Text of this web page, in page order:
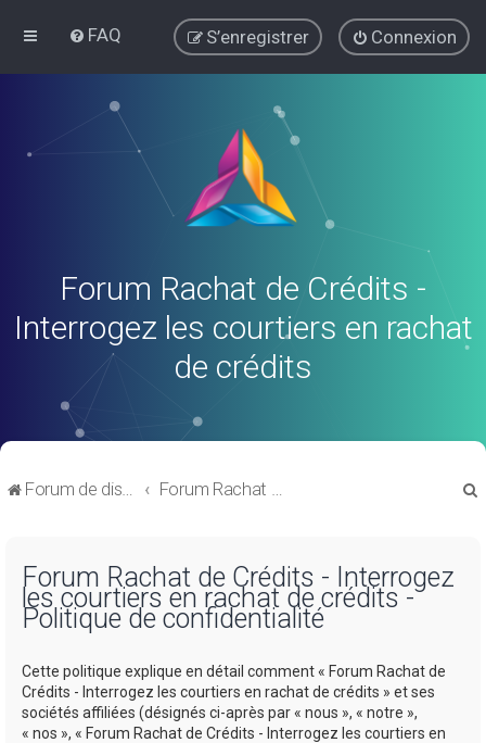
FAQ Connexion
S’enregistrer
Forum Rachat de Crédits -
Interrogez les courtiers en rachat
de crédits
Forum de discussions sur le Regroupement de Crédits et le Rachat de Crédits Forum Rachat de Crédits
Forum Rachat de Crédits - Interrogez
les courtiers en rachat de crédits -
Politique de confidentialité
Cette politique explique en détail comment « Forum Rachat de
Crédits - Interrogez les courtiers en rachat de crédits » et ses
sociétés affiliées (désignés ci-après par « nous », « notre »,
« nos », « Forum Rachat de Crédits - Interrogez les courtiers en